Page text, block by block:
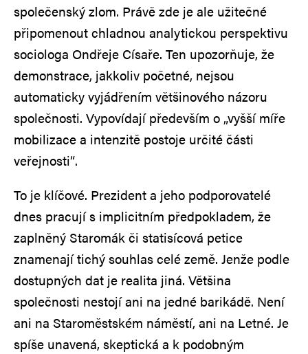
společenský zlom. Právě zde je ale užitečné
připomenout chladnou analytickou perspektivu
sociologa Ondřeje Císaře. Ten upozorňuje, že
demonstrace, jakkoliv početné, nejsou
automaticky vyjádřením většinového názoru
společnosti. Vypovídají především o „vyšší míře
mobilizace a intenzitě postoje určité části
veřejnosti“.
To je klíčové. Prezident a jeho podporovatelé
dnes pracují s implicitním předpokladem, že
zaplněný Staromák či statisícová petice
znamenají tichý souhlas celé země. Jenže podle
dostupných dat je realita jiná. Většina
společnosti nestojí ani na jedné barikádě. Není
ani na Staroměstském náměstí, ani na Letné. Je
spíše unavená, skeptická a k podobným